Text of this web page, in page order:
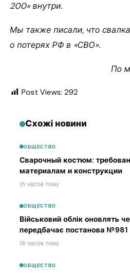
200» внутри.
Мы также писали, что
о потерях РФ в «СВО».
По
Post Views: 292
Схожі новини
ОБЩЕСТВО
Сварочный костюм:
материалам и конструкции
15 часов тому
ОБЩЕСТВО
Військовий облік оновлять
передбачає постанова №981
19 часов тому
ОБЩЕСТВО